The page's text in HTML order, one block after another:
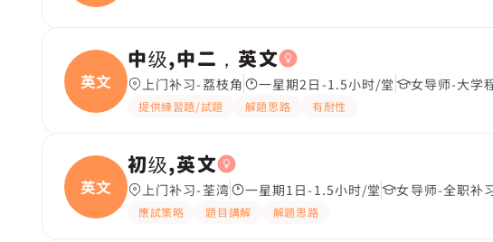
英文
中级,中二，英文
上门补习-荔枝角 一星期2日-1.5小时/堂 女导师-大学
提供練習題/試題 解題思路 有耐性
英文
初级,英文
上门补习-荃湾 一星期1日-1.5小时/堂 女导师-全职补
應試策略 題目講解 解題思路